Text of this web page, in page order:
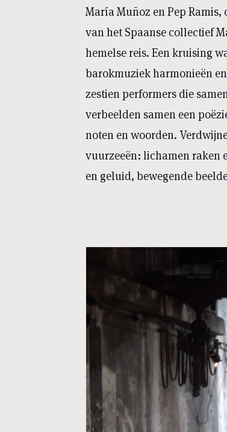
María Muñoz en Pep
van het Spaanse collectief
hemelse reis. Een kruising
barokmuziek harmonieën
zestien performers die
verbeelden samen een
noten en woorden.
vuurzeeën: lichamen raken
en geluid, bewegende